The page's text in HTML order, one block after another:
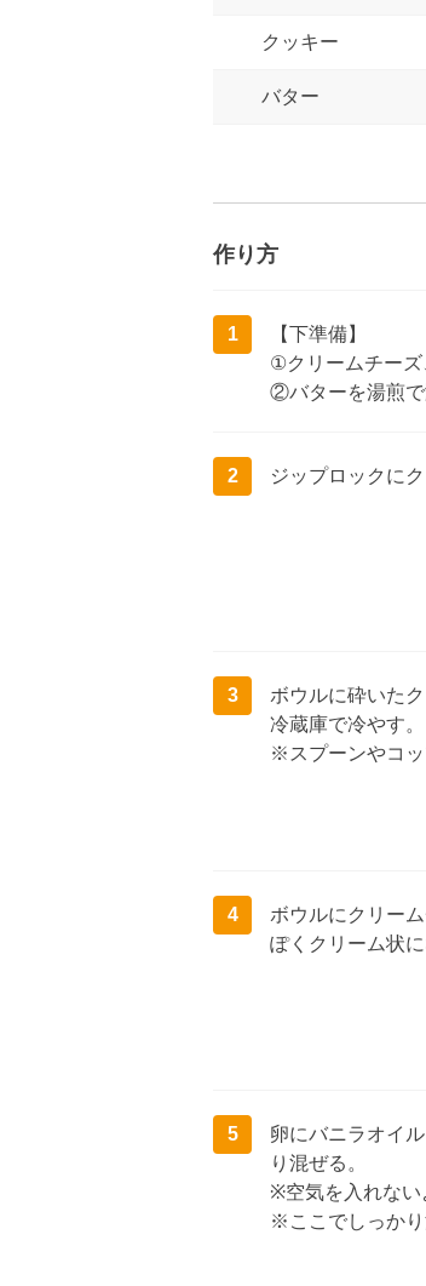
クッキー
バター
作り方
1
【下準備】
①クリームチーズ
②バターを湯煎で
2 ジップロックに
3
ボウルに砕いた
冷蔵庫で冷やす。
※スプーンやコッ
4
ボウルにクリー
ぽくクリーム状
5
卵にバニラオイ
り混ぜる。
※空気を入れない
※ここでしっかり